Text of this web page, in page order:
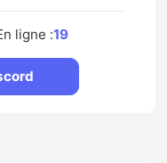
ligne :19